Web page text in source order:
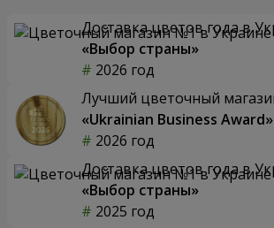
Доставка цветов года в
«Выбор страны»
2026 год
Лучший цветочный
«Ukrainian Business Award»
2026 год
Доставка цветов года в
«Выбор страны»
2025 год